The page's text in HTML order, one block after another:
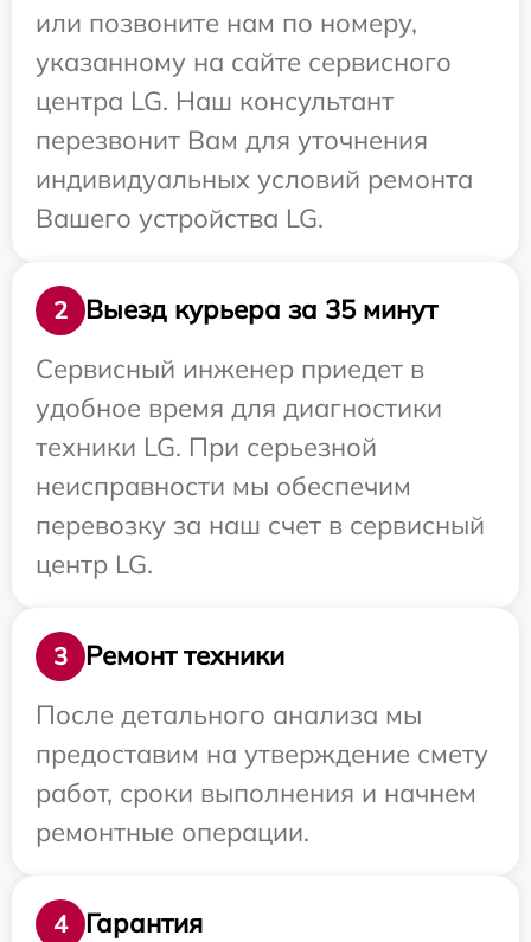
или позвоните нам по номеру,
указанному на сайте сервисного
центра LG. Наш консультант
перезвонит Вам для уточнения
индивидуальных условий ремонта
Вашего устройства LG.
2
Выезд курьера за 35 минут
Сервисный инженер приедет в
удобное время для диагностики
техники LG. При серьезной
неисправности мы обеспечим
перевозку за наш счет в сервисный
центр LG.
3
Ремонт техники
После детального анализа мы
предоставим на утверждение смету
работ, сроки выполнения и начнем
ремонтные операции.
4
Гарантия